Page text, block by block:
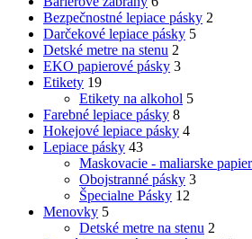
Bezpečnostné lepiace pásky 2
Darčekové lepiace pásky 5
Detské metre na stenu 2
EKO papierové pásky 3
Etikety 19
Etikety na alkohol 5
Farebné lepiace pásky 8
Hokejové lepiace pásky 4
Lepiace pásky 43
Maskovacie - maliarske
Obojstranné pásky 3
Špecialne Pásky 12
Menovky 5
Detské metre na stenu 2